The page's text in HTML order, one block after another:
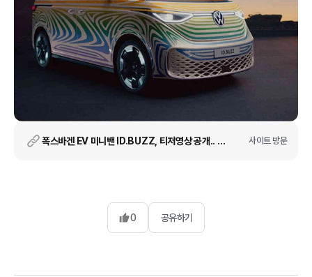
폭스바겐 EV 미니밴 ID.BUZZ, 티저영상 공개.. 2022년 양산모델 공개 사이트 방문
0 공유하기